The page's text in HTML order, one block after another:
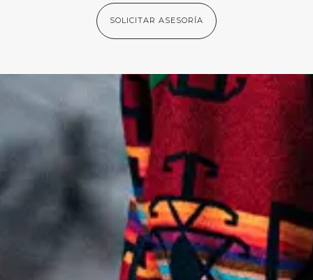
SOLICITAR ASESORÍA